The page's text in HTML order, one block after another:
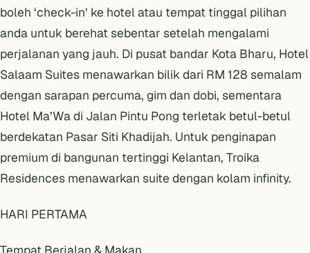
boleh ‘check-in’ ke hotel atau tempat tinggal pilihan
anda untuk berehat sebentar setelah mengalami
perjalanan yang jauh. Di pusat bandar Kota Bharu, Hotel
Salaam Suites menawarkan bilik dari RM 128 semalam
dengan sarapan percuma, gim dan dobi, sementara
Hotel Ma’Wadi Jalan Pintu Pong terletak betul-betul
berdekatan Pasar Siti Khadijah. Untuk penginapan
premium di bangunan tertinggi Kelantan, Troika
Residences menawarkan suite dengan kolam infinity.
HARI PERTAMA
Tempat Berjalan & Makan